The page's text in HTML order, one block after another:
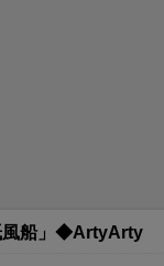
風船」◆ArtyArty